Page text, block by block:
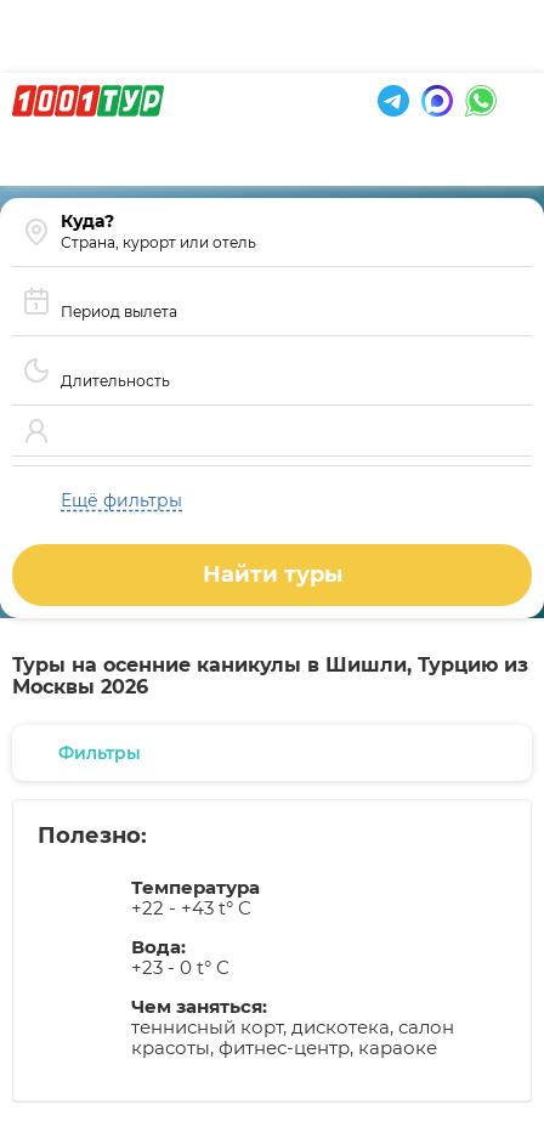
Страна, курорт или отель
Период вылета
Длительность
Ещё фильтры
Найти туры
Туры на осенние каникулы в Шишли, Турцию из
Москвы 2026
Фильтры
Полезно:
Температура
+22 - +43 t° C
Вода:
+23 - 0 t° C
Чем заняться:
теннисный корт, дискотека, салон
красоты, фитнес-центр, караоке